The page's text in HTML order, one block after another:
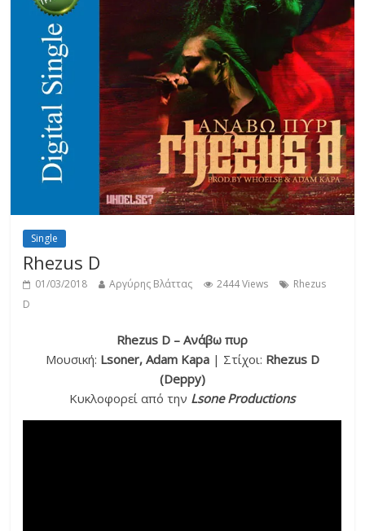
Single
Rhezus D
01/03/2018 Αργύρης Βλάττας 2444 Views
Rhezus
D
Rhezus D – Ανάβω πυρ
Μουσική: Lsoner, Adam Kapa| Στίχοι: Rhezus D
(Deppy)
Κυκλοφορεί από την Lsone Productions